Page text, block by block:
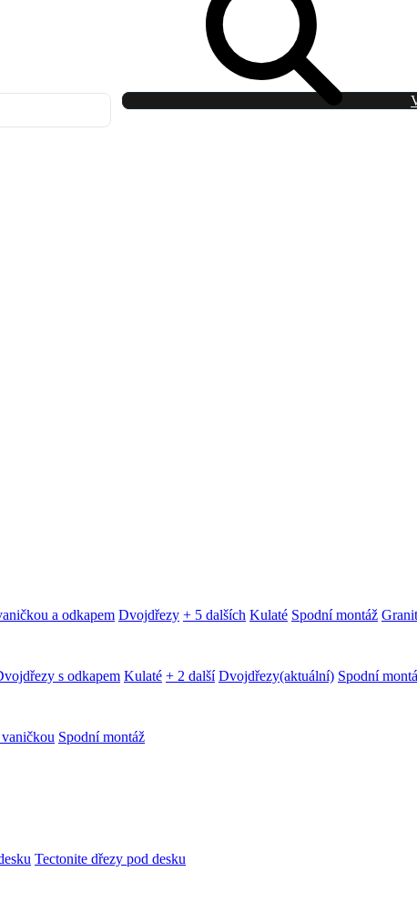
a odkapem Dvojdřezy + 5 dalších Kulaté Spodní montáž
s odkapem Kulaté + 2 další Dvojdřezy(aktuální) Spodní
Spodní montáž
Tectonite dřezy pod desku